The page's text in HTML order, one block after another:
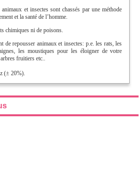
et insectes sont chassés par une méthode
et la santé de l’homme.
chimiques ni de poisons.
de repousser animaux et insectes: p.e. les rats, les
les moustiques pour les éloigner de votre
fruitiers etc..
(± 20%).